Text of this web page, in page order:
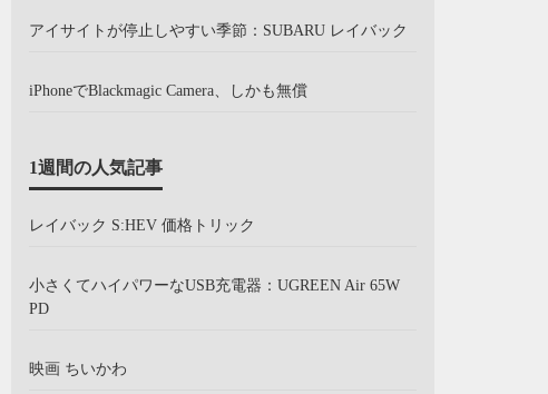
アイサイトが停止しやすい季節：SUBARU レイバック
iPhoneでBlackmagic Camera、しかも無償
1週間の人気記事
レイバック S:HEV 価格トリック
小さくてハイパワーなUSB充電器：UGREEN Air 65W
PD
映画 ちいかわ